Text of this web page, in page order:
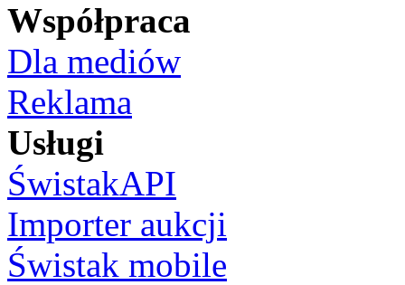
Współpraca
Dla mediów
Reklama
Usługi
ŚwistakAPI
Importer aukcji
Świstak mobile